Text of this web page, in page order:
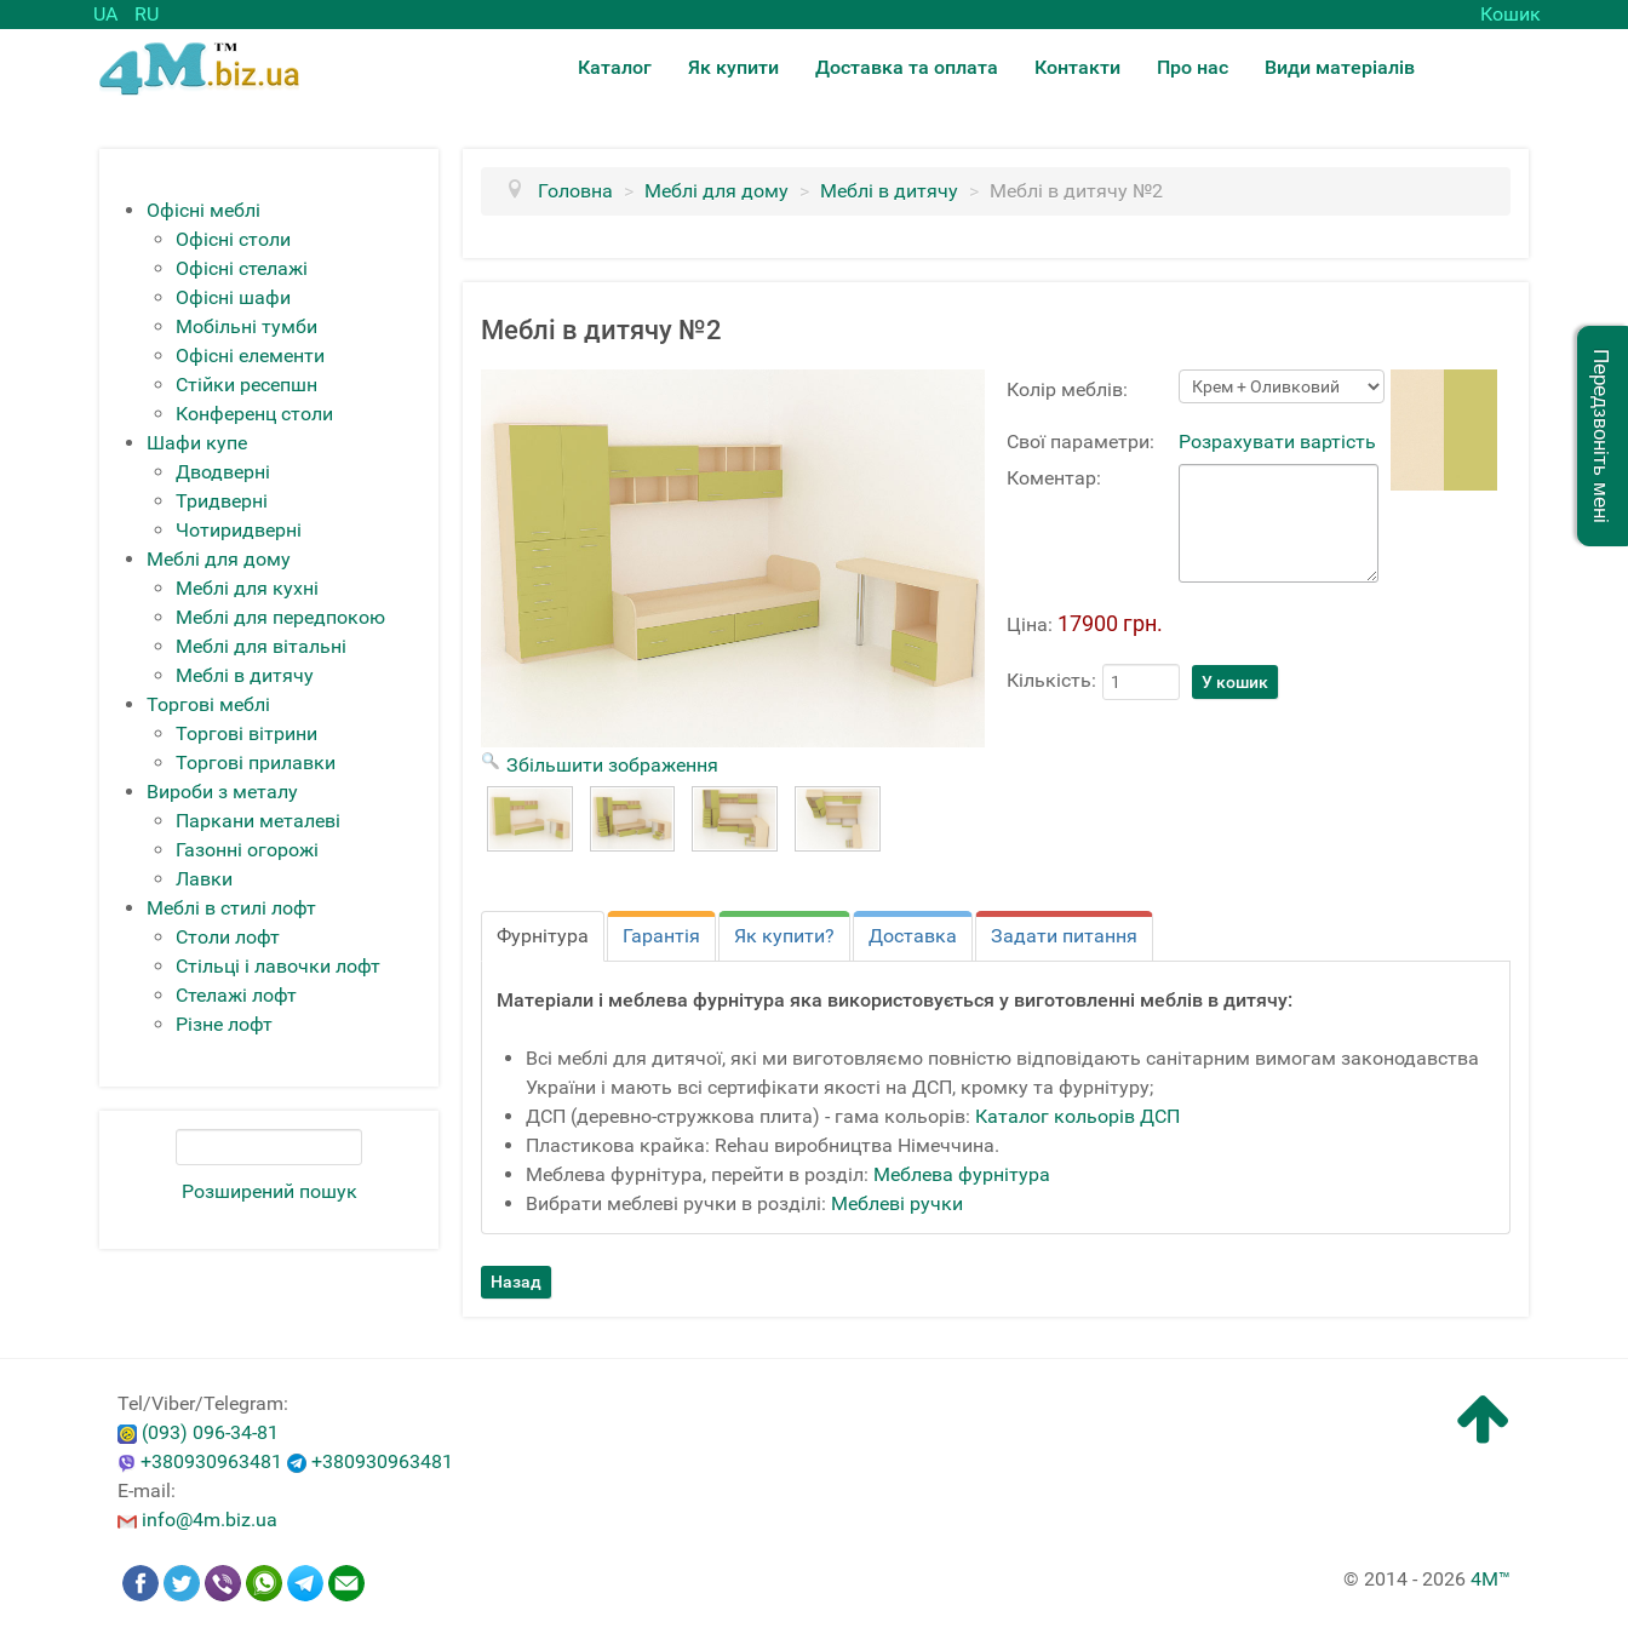
UA RU Кошик
Каталог Як купити Доставка та оплата Контакти Про нас Види матеріалів
Офісні меблі
Офісні столи
Офісні стелажі
Офісні шафи
Мобільні тумби
Офісні елементи
Стійки ресепшн
Конференц столи
Шафи купе
Дводверні
Тридверні
Чотиридверні
Меблі для дому
Меблі для кухні
Меблі для передпокою
Меблі для вітальні
Меблі в дитячу
Торгові меблі
Торгові вітрини
Торгові прилавки
Вироби з металу
Паркани металеві
Газонні огорожі
Лавки
Меблі в стилі лофт
Столи лофт
Стільці і лавочки лофт
Стелажі лофт
Різне лофт
Розширений пошук
Головна > Меблі для дому > Меблі в дитячу > Меблі в дитячу №2
Меблі в дитячу №2
Збільшити зображення
Колір меблів:
Свої параметри:
Розрахувати вартість
Коментар:
Ціна: 17900 грн.
Кількість:
Фурнітура Гарантія Як купити? Доставка Задати питання
Матеріали і меблева фурнітура яка використовується у виготовленні меблів в дитячу:
Всі меблі для дитячої, які ми виготовляємо повністю відповідають санітарним вимогам законодавства
України і мають всі сертифікати якості на ДСП, кромку та фурнітуру;
ДСП (деревно-стружкова плита) - гама кольорів: Каталог кольорів ДСП
Пластикова крайка: Rehau виробництва Німеччина.
Меблева фурнітура, перейти в розділ: Меблева фурнітура
Вибрати меблеві ручки в розділі: Меблеві ручки
Tel/Viber/Telegram:
(093) 096-34-81
+380930963481
+380930963481
E-mail:
info@4m.biz.ua
© 2014 - 2026 4M™
Передзвоніть мені